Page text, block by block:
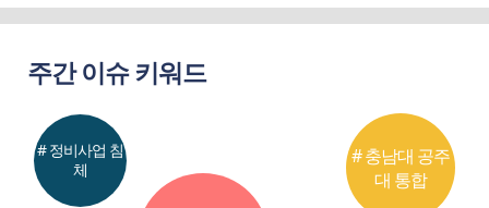
주간 이슈 키워드
# 충남대 공주
대 통합
# 정비사업 침
체